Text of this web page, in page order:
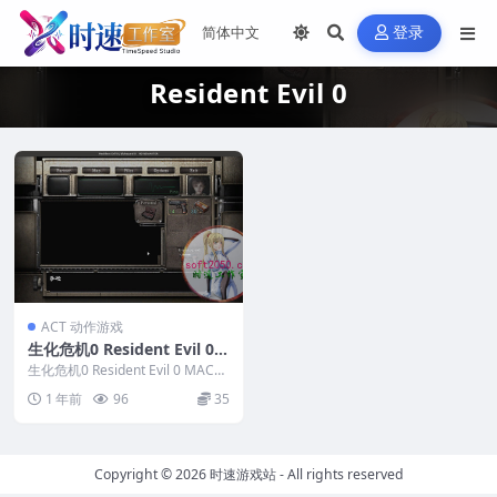
登录
Resident Evil 0
ACT 动作游戏
生化危机0 Resident Evil 0
MAC游戏 苹果电脑游戏 适配
系统15
生化危机0 Resident Evil 0 MAC游
1 年前 96 35
Copyright © 2026时速游戏站- All rights reserved